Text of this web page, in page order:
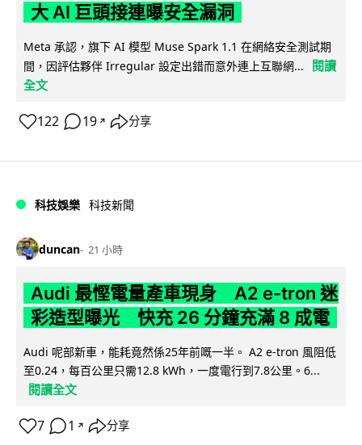
大 AI 巨頭接連曝安全漏洞
Meta 承認，旗下 AI 模型 Muse Spark 1.1 在網絡安全測試期
間，因評估夥伴 Irregular 設定出錯而意外連上互聯網...
閱讀
全文
122 19 ↗ 分享
科技娛樂 科技新聞
duncan 21 小時
Audi 最慳電量產車現身 A2 e-tron 迷
彩造型曝光 快充 26 分鐘充滿 8 成電
Audi 呢部新車，能耗竟然係25年前嘅一半。 A2 e-tron 風阻低
至0.24，每百公里只需12.8 kWh，一度電行到7.8公里。6...
閱讀全文
7 1 ↗ 分享